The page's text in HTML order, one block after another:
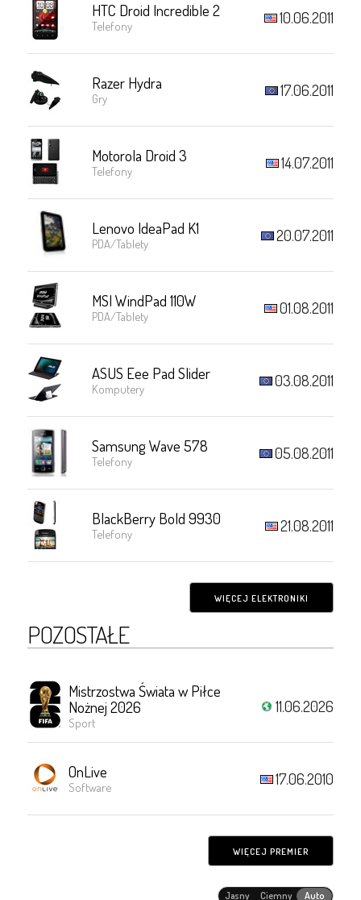
HTC Droid Incredible 2
Telefony 10.06.2011
Razer Hydra
Gry 17.06.2011
Motorola Droid 3
Telefony 14.07.2011
Lenovo IdeaPad K1
PDA/Tablety 20.07.2011
MSI WindPad 110W
PDA/Tablety 01.08.2011
ASUS Eee Pad Slider
Komputery 03.08.2011
Samsung Wave 578
Telefony 05.08.2011
BlackBerry Bold 9930
Telefony 21.08.2011
WIĘCEJ ELEKTRONIKI
POZOSTAŁE
Mistrzostwa Świata w Piłce
Nożnej 2026
Sport
11.06.2026
OnLive
Software 17.06.2010
WIĘCEJ PREMIER
Jasny Ciemny Auto